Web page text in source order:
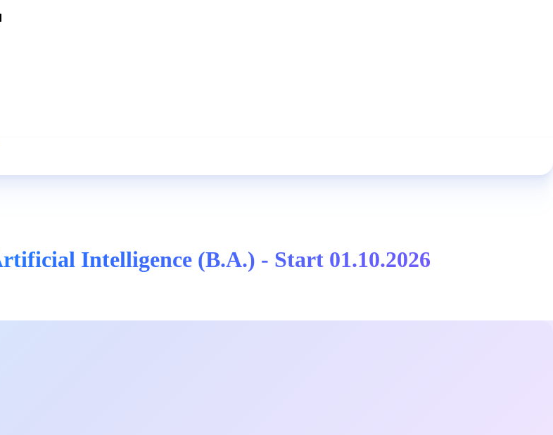
Intelligence (B.A.) - Start 01.10.2026